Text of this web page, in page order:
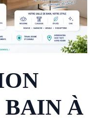
BAIN À